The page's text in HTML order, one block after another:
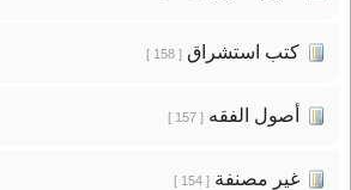
كتب استشراق[ 158 ]
أصول الفقه[ 157 ]
غير مصنفة[ 154 ]